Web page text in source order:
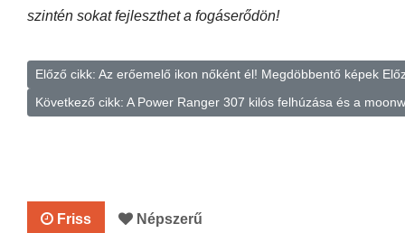
szintén sokat fejleszthet a fogáserődön!
Előző cikk: Az erőemelő ikon nőként él! Megdöbbentő képek
Következő cikk: A Power Ranger 307 kilós felhúzása és a
Friss Népszerű